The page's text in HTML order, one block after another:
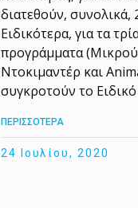
διατεθούν, συνολικά,
Ειδικότερα, για τα
προγράμματα
Ντοκιμαντέρ και
συγκροτούν το Ειδικό
ΠΕΡΙΣΣΟΤΕΡΑ
24 Ιουλίου, 2020